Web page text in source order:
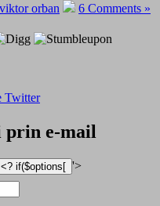
viktor orban 6 Comments »
Twitter
e-mail
'>